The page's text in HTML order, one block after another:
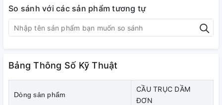
- Có một dầm chính để làm đường chạy cho palang
- Palang giúp nâng hạ & di chuyển vật nâng theo
phương của dầm chính.
- Dầm chính liên kết với 2 dầm hai bên gọi là dầm
biên để giúp cho cầu trục di chuyển theo phương dọc
nhà xưởng.
So sánh với các sản phẩm tương tự
Bảng Thông Số Kỹ Thuật
Dòng sản phẩm
CẦU TRỤC DẦM
ĐƠN